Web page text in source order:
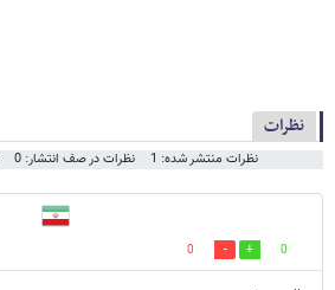
نظرات
نظرات منتشر شده: 1 نظرات در صف انتشار: 0
0
0